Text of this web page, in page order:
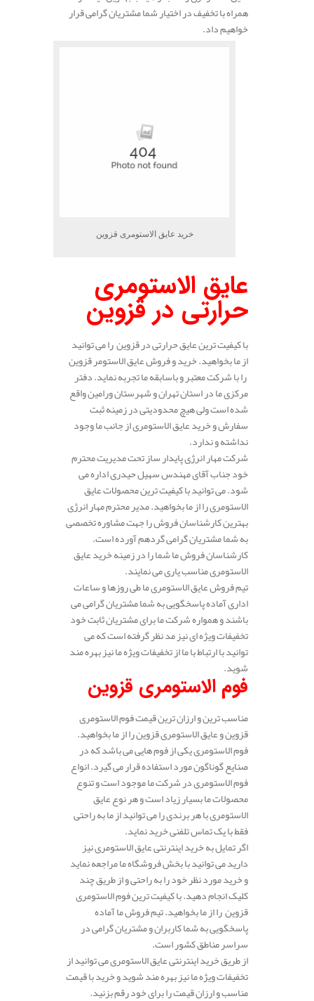
همراه با تخفیف در اختیار شما مشتریان گرامی قرار
خواهیم داد.
خرید عایق الاستومری قزوین
عایق الاستومری
حرارتی در قزوین
با کیفیت ترین عایق حرارتی در قزوین را می توانید
از ما بخواهید. خرید و فروش عایق الاستومر قزوین
را با شرکت معتبر و باسابقه ما تجربه نماید. دفتر
مرکزی ما در استان تهران و شهرستان ورامین واقع
شده است ولی هیچ محدودیتی در زمینه ثبت
سفارش و خرید عایق الاستومری از جانب ما وجود
نداشته و ندارد.
شرکت مهار انرژی پایدار ساز تحت مدیریت محترم
خود جناب آقای مهندس سهیل حیدری اداره می
شود. می توانید با کیفیت ترین محصولات عایق
الاستومری را از ما بخواهید. مدیر محترم مهار انرژی
بهترین کارشناسان فروش را جهت مشاوره تخصصی
به شما مشتریان گرامی گردهم آورده است.
کارشناسان فروش ما شما را در زمینه خرید عایق
الاستومری مناسب یاری می نمایند.
تیم فروش عایق الاستومری ما طی روزها و ساعات
اداری آماده پاسخگویی به شما مشتریان گرامی می
باشند و همواره شرکت ما برای مشتریان ثابت خود
تخفیفات ویژه ای نیز مد نظر گرفته است که می
توانید با ارتباط با ما از تخفیفات ویژه ما نیز بهره مند
شوید.
فوم الاستومری قزوین
مناسب ترین و ارزان ترین قیمت فوم الاستومری
قزوین و عایق الاستومری قزوین را از ما بخواهید.
فوم الاستومری یکی از فوم هایی می باشد که در
صنایع گوناگون مورد استفاده قرار می گیرد. انواع
فوم الاستومری در شرکت ما موجود است و تنوع
محصولات ما بسیار زیاد است و هر نوع عایق
الاستومری با هر برندی را می توانید از ما به راحتی
فقط با یک تماس تلفنی خرید نماید.
اگر تمایل به خرید اینترنتی عایق الاستومری نیز
دارید می توانید با بخش فروشگاه ما مراجعه نماید
و خرید مورد نظر خود را به راحتی و از طریق چند
کلیک انجام دهید. با کیفیت ترین فوم الاستومری
قزوین را از ما بخواهید. تیم فروش ما آماده
پاسخگویی به شما کاربران و مشتریان گرامی در
سراسر مناطق کشور است.
از طریق خرید اینترنتی عایق الاستومری می توانید از
تخفیفات ویژه ما نیز بهره مند شوید و خرید با قیمت
مناسب و ارزان قیمت را برای خود رقم بزنید.